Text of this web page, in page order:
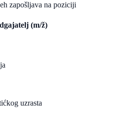
zapošljava na poziciji
(m/ž)
uzrasta